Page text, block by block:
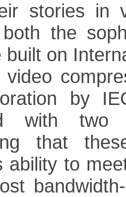
stories in
the
built on
by
with two
that
ability to